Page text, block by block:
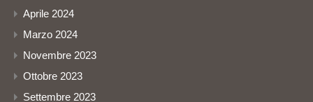
Aprile 2024
Marzo 2024
Novembre 2023
Ottobre 2023
Settembre 2023